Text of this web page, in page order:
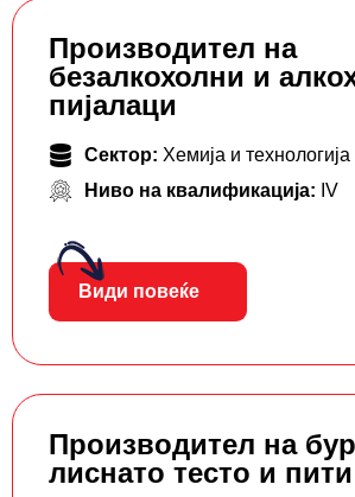
Производител на
безалкохолни и
пијалаци
Сектор: Хемија и технологија
Ниво на квалификација: IV
Види повеќе
Производител на
лиснато тесто и пити